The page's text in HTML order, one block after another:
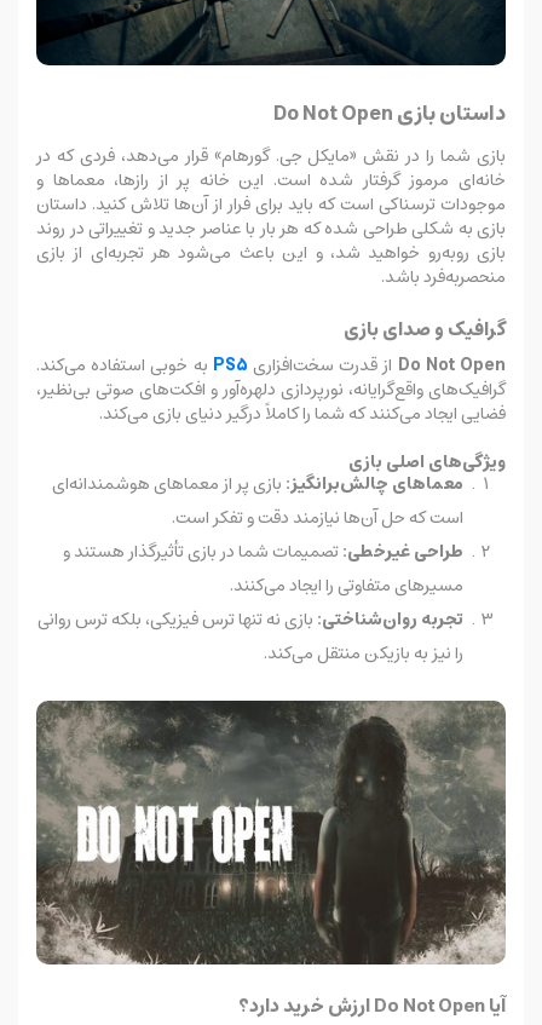
داستان بازی Do Not Open
بازی شما را در نقش «مایکل جی. گورهام» قرار می‌دهد، فردی که در
خانه‌ای مرموز گرفتار شده است. این خانه پر از رازها، معماها و
موجودات ترسناکی است که باید برای فرار از آن‌ها تلاش کنید. داستان
بازی به شکلی طراحی شده که هر بار با عناصر جدید و تغییراتی در روند
بازی روبه‌رو خواهید شد، و این باعث می‌شود هر تجربه‌ای از بازی
منحصربه‌فرد باشد.
گرافیک و صدای بازی
Do Not Open از قدرت سخت‌افزاری PS5 به خوبی استفاده می‌کند.
گرافیک‌های واقع‌گرایانه، نورپردازی دلهره‌آور و افکت‌های صوتی بی‌نظیر،
فضایی ایجاد می‌کنند که شما را کاملاً درگیر دنیای بازی می‌کند.
ویژگی‌های اصلی بازی
معماهای چالش‌برانگیز: بازی پر از معماهای هوشمندانه‌ای
است که حل آن‌ها نیازمند دقت و تفکر است.
طراحی غیرخطی:تصمیمات شما در بازی تأثیرگذار هستند و
مسیرهای متفاوتی را ایجاد می‌کنند.
تجربه روان‌شناختی: بازی نه تنها ترس فیزیکی، بلکه ترس روانی
را نیز به بازیکن منتقل می‌کند.
آیا Do Not Open ارزش خرید دارد؟